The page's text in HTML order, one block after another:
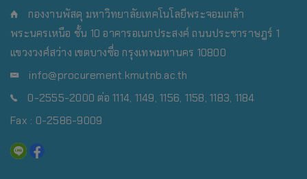
กองงานพัสดุ มหาวิทยาลัยเทคโนโลยีพระจอมเกล้า
พระนครเหนือ ชั้น 10 อาคารอเนกประสงค์ ถนนประชาราษฎร์ 1
แขวงวงศ์สว่าง เขตบางซื่อ กรุงเทพมหานคร 10800
info@procurement.kmutnb.ac.th
0-2555-2000 ต่อ 1114, 1149, 1156, 1158, 1183, 1184
Fax : 0-2586-9009